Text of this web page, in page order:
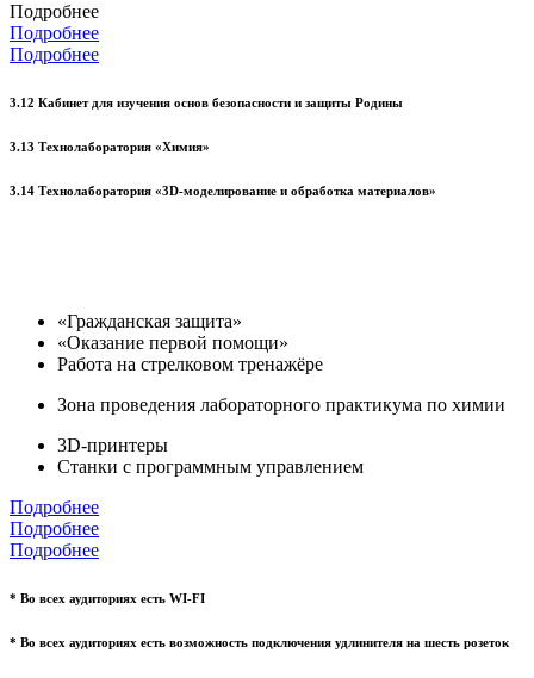
Подробнее
Подробнее
Подробнее
3.12 Кабинет для изучения основ безопасности и защиты Родины
3.13 Технолаборатория «Химия»
3.14 Технолаборатория «3D-моделирование и обработка материалов»
«Гражданская защита»
«Оказание первой помощи»
Работа на стрелковом тренажёре
Зона проведения лабораторного практикума по химии
3D-принтеры
Станки с программным управлением
Подробнее
Подробнее
Подробнее
* Во всех аудиториях есть WI-FI
* Во всех аудиториях есть возможность подключения удлинителя на шесть розеток